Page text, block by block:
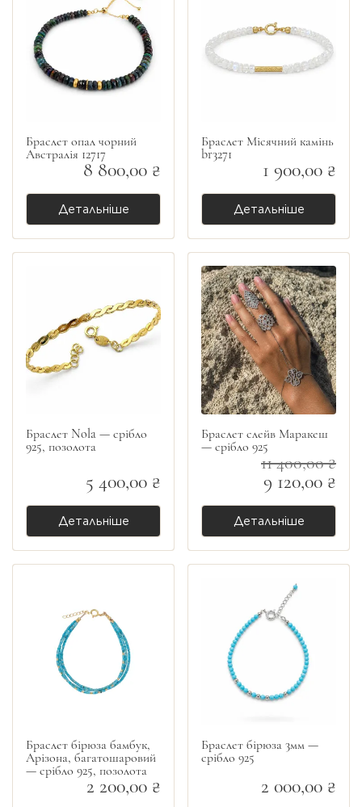
Браслет опал чорний
Австралія 12717
8 800,00 ₴
Детальніше
Браслет Місячний камінь
br3271
1 900,00 ₴
Детальніше
Браслет Nola — срібло
925, позолота
5 400,00 ₴
Детальніше
Браслет слейв Маракеш
— срібло 925
11 400,00 ₴
9 120,00 ₴
Детальніше
Браслет бірюза бамбук,
Арізона, багатошаровий
— срібло 925, позолота
2 200,00 ₴
Браслет бірюза 3мм —
срібло 925
2 000,00 ₴